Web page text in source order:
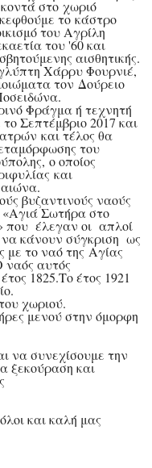
στο χωριό
το κάστρο
του Αγρίλη
του '60 και
αισθητικής.
Χάρρυ Φουρνιέ,
τον Δούρειο
Φράγμα ή τεχνητή
Σεπτέμβριο 2017 και
και τέλος θα
του
ο οποίος
και
βυζαντινούς ναούς
«Αγιά Σωτήρα στο
που έλεγαν οι απλοί
να κάνουν σύγκριση ως
με το ναό της Αγίας
ναός αυτός
1825.Το έτος 1921
χωριού.
μενού στην όμορφη
να συνεχίσουμε την
ξεκούραση και
και καλή μας